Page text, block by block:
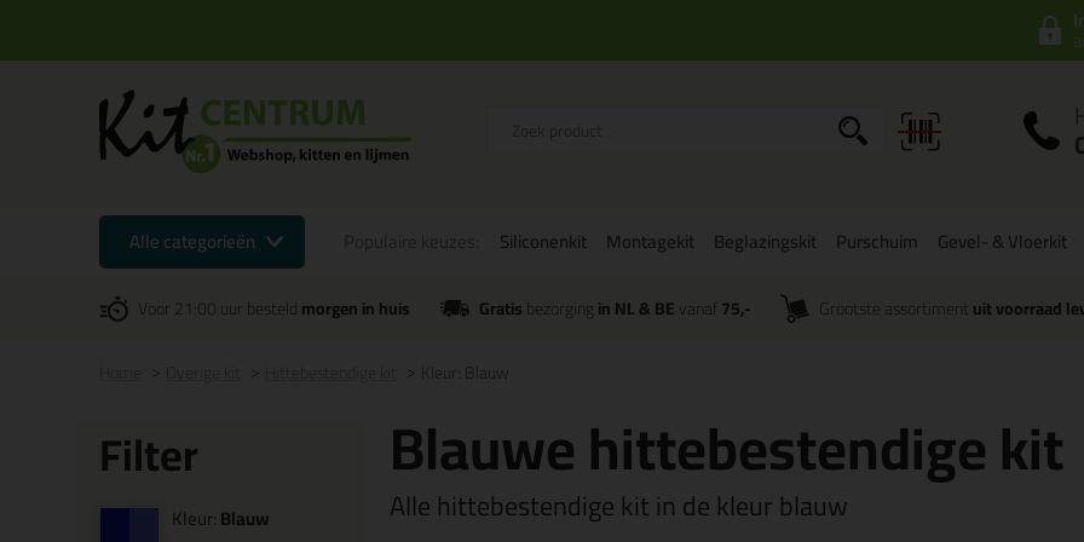
Alle categorieën Siliconenkit Montagekit Beglazingskit Purschuim Gevel- & Vloerkit
Voor 21:00 uur besteldmorgen in huis Gratisbezorgingin NL & BEvanaf 75,- Grootste assortiment uit voorraad
Kleur: Blauw
Filter
Kleur:Blauw
Blauwe hittebestendige kit
Alle hittebestendige kit in de kleur blauw